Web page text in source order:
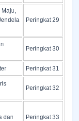
Maju,
Peringkat 29
Peringkat 30
Peringkat 31
Peringkat 32
dan
Peringkat 33